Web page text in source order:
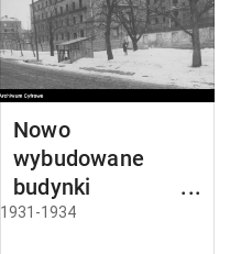
Nowo
wybudowane
budynki w
Częstochowie
1931-1934